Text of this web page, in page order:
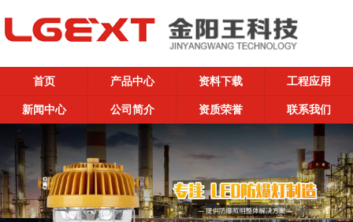
首页 产品中心 资料下载 工程应用
新闻中心 公司简介 资质荣誉 联系我们